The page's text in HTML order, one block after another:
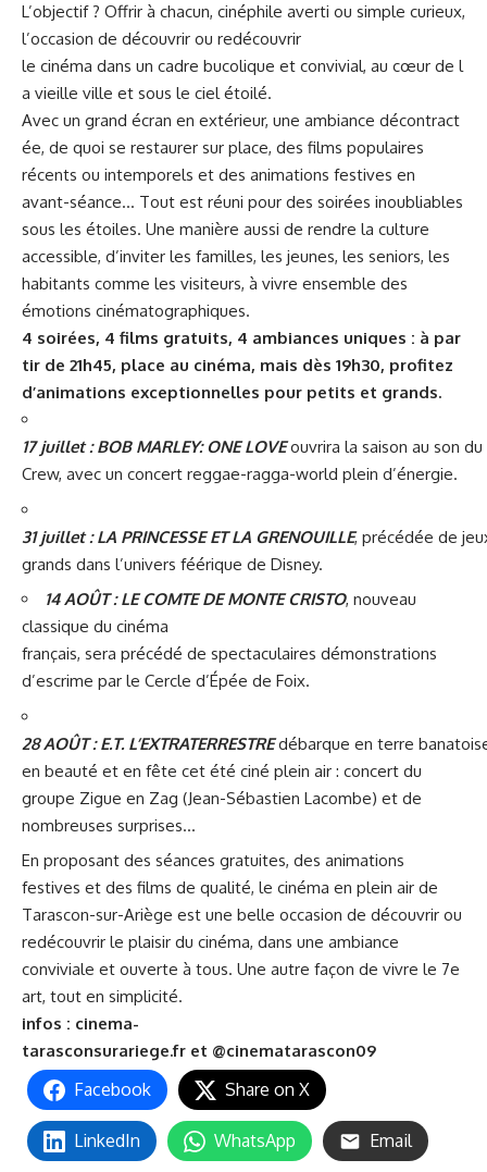
L’objectif ? Offrir à chacun, cinéphile averti ou simple curieux,
l’occasion de découvrir ou redécouvrir
le cinéma dans un cadre bucolique et convivial, au cœur de l
a vieille ville et sous le ciel étoilé.
Avec un grand écran en extérieur, une ambiance décontract
ée, de quoi se restaurer sur place, des films populaires
récents ou intemporels et des animations festives en
avant-séance… Tout est réuni pour des soirées inoubliables
sous les étoiles. Une manière aussi de rendre la culture
accessible, d’inviter les familles, les jeunes, les seniors, les
habitants comme les visiteurs, à vivre ensemble des
émotions cinématographiques.
4 soirées, 4 films gratuits, 4 ambiances uniques : à par
tir de 21h45, place au cinéma, mais dès 19h30, profitez
d’animations exceptionnelles pour petits et grands.
17 juillet : BOB MARLEY: ONE LOVEouvrira la saison au son
Crew, avec un concert reggae-ragga-world plein d’énergie.
31 juillet : LA PRINCESSE ET LA GRENOUILLE, précédée de
grands dans l’univers féérique de Disney.
14 AOÛT : LE COMTE DE MONTE CRISTO, nouveau
classique du cinéma
français, sera précédé de spectaculaires démonstrations
d’escrime par le Cercle d’Épée de Foix.
28 AOÛT : E.T. L’EXTRATERRESTREdébarque en terre
en beauté et en fête cet été ciné plein air : concert du
groupe Zigue en Zag (Jean-Sébastien Lacombe) et de
nombreuses surprises…
En proposant des séances gratuites, des animations
festives et des films de qualité, le cinéma en plein air de
Tarascon-sur-Ariège est une belle occasion de découvrir ou
redécouvrir le plaisir du cinéma, dans une ambiance
conviviale et ouverte à tous. Une autre façon de vivre le 7e
art, tout en simplicité.
infos : cinema-
tarasconsurariege.fr et @cinematarascon09
Facebook Share on X
LinkedIn WhatsApp Email